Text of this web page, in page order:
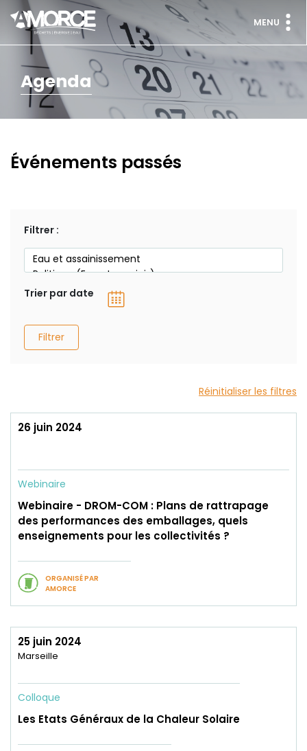
MENU
Agenda
Événements passés
Filtrer :
Trier par date
Filtrer
Réinitialiser les filtres
26 juin 2024
Webinaire
Webinaire - DROM-COM : Plans de rattrapage
des performances des emballages, quels
enseignements pour les collectivités ?
ORGANISÉ PAR
AMORCE
25 juin 2024
Marseille
Colloque
Les Etats Généraux de la Chaleur Solaire